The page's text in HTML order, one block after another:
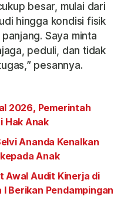
besar, mulai dari
hingga kondisi fisik
Saya minta
peduli, dan tidak
pesannya.
2026, Pemerintah
Hak Anak
Ananda Kenalkan
Anak
Awal Audit Kinerja di
Berikan Pendampingan